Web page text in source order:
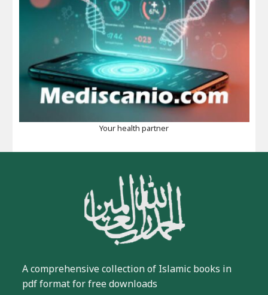
Your health partner
A comprehensive collection of Islamic books in
pdf format for free downloads